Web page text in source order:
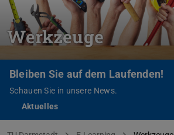
Werkzeuge
Bleiben Sie auf dem Laufenden!
Schauen Sie in unsere News.
Aktuelles